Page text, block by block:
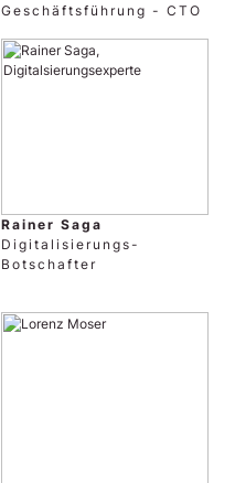
Geschäftsführung - CTO
Rainer Saga
Digitalisierungs-
Botschafter